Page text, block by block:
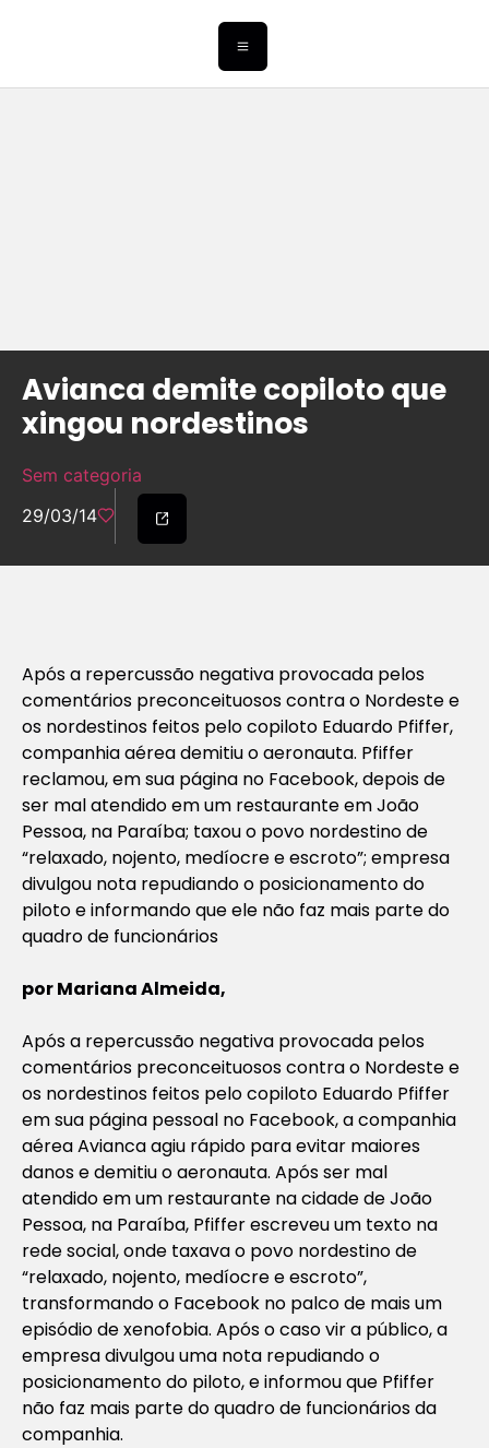
Avianca demite copiloto que
xingou nordestinos
Sem categoria
29/03/14
Após a repercussão negativa provocada pelos
comentários preconceituosos contra o Nordeste e
os nordestinos feitos pelo copiloto Eduardo Pfiffer,
companhia aérea demitiu o aeronauta. Pfiffer
reclamou, em sua página no Facebook, depois de
ser mal atendido em um restaurante em João
Pessoa, na Paraíba; taxou o povo nordestino de
“relaxado, nojento, medíocre e escroto”; empresa
divulgou nota repudiando o posicionamento do
piloto e informando que ele não faz mais parte do
quadro de funcionários
por Mariana Almeida,
Após a repercussão negativa provocada pelos
comentários preconceituosos contra o Nordeste e
os nordestinos feitos pelo copiloto Eduardo Pfiffer
em sua página pessoal no Facebook, a companhia
aérea Avianca agiu rápido para evitar maiores
danos e demitiu o aeronauta. Após ser mal
atendido em um restaurante na cidade de João
Pessoa, na Paraíba, Pfiffer escreveu um texto na
rede social, onde taxava o povo nordestino de
“relaxado, nojento, medíocre e escroto”,
transformando o Facebook no palco de mais um
episódio de xenofobia. Após o caso vir a público, a
empresa divulgou uma nota repudiando o
posicionamento do piloto, e informou que Pfiffer
não faz mais parte do quadro de funcionários da
companhia.